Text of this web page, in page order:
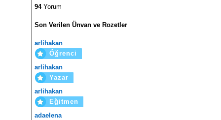
94Yorum
Son Verilen Ünvan ve Rozetler
arlihakan
Öğrenci
arlihakan
Yazar
arlihakan
Eğitmen
adaelena